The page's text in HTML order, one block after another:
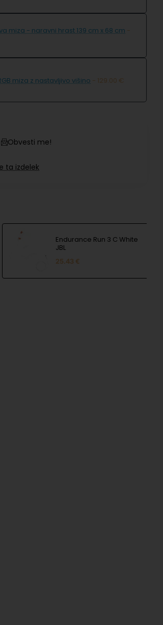
miza - naravni hrast 139 cm x 68 cm -
miza z nastavljivo višino - 129.00 €
Obvesti me!
ta izdelek
Endurance Run 3 C White
JBL
25.43 €